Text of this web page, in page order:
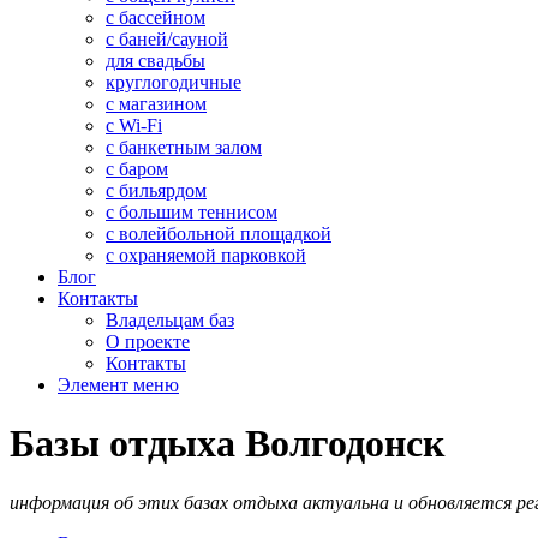
с бассейном
с баней/сауной
для свадьбы
круглогодичные
с магазином
с Wi-Fi
с банкетным залом
с баром
с бильярдом
с большим теннисом
с волейбольной площадкой
с охраняемой парковкой
Блог
Контакты
Владельцам баз
О проекте
Контакты
Элемент меню
Базы отдыха Волгодонск
информация об этих базах отдыха актуальна и обновляется